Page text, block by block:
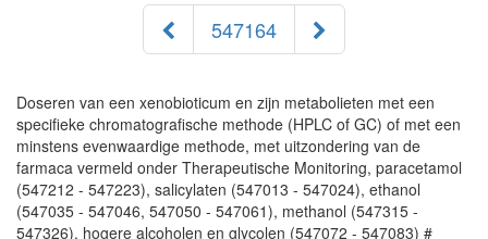
547164
Doseren van een xenobioticum en zijn metabolieten met een
specifieke chromatografische methode (HPLC of GC) of met een
minstens evenwaardige methode, met uitzondering van de
farmaca vermeld onder Therapeutische Monitoring, paracetamol
(547212 - 547223), salicylaten (547013 - 547024), ethanol
(547035 - 547046, 547050 - 547061), methanol (547315 -
547326), hogere alcoholen en glycolen (547072 - 547083) #